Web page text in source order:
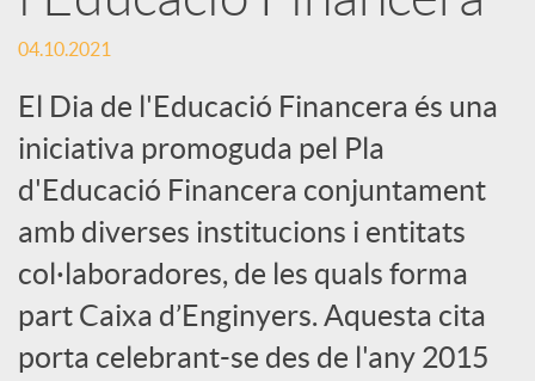
i
c
a
d
o
04.10.2021
El Dia de l'Educació Financera és una
iniciativa promoguda pel Pla
d'Educació Financera conjuntament
amb diverses institucions i entitats
col·laboradores, de les quals forma
part Caixa d’Enginyers. Aquesta cita
porta celebrant-se des de l'any 2015